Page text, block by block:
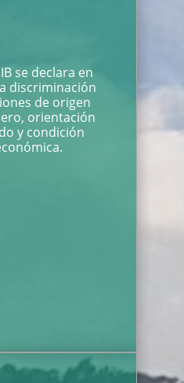
se declara en
discriminación
de origen
orientación
y condición